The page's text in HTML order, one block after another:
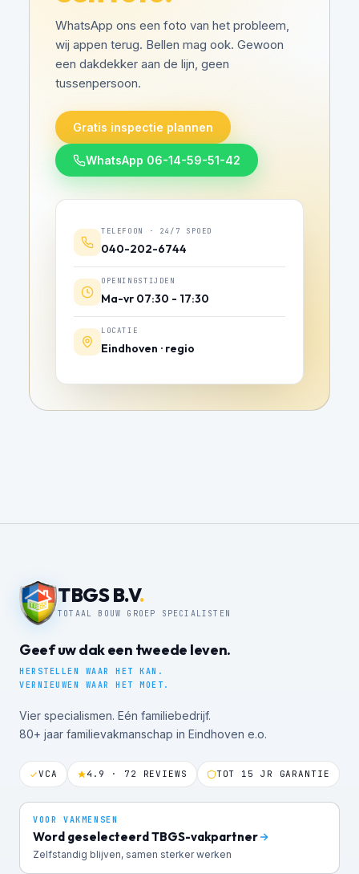
WhatsApp ons een foto van het probleem,
wij appen terug. Bellen mag ook. Gewoon
een dakdekker aan de lijn, geen
tussenpersoon.
Gratis inspectie plannen
WhatsApp 06-14-59-51-42
TELEFOON · 24/7 SPOED
040-202-6744
OPENINGSTIJDEN
Ma-vr 07:30 - 17:30
LOCATIE
Eindhoven · regio
TBGS B.V.
TOTAAL BOUW GROEP SPECIALISTEN
Geef uw dak een tweede leven.
HERSTELLEN WAAR HET KAN.
VERNIEUWEN WAAR HET MOET.
Vier specialismen. Eén familiebedrijf.
80+ jaar familievakmanschap in Eindhoven e.o.
VCA 4.9 · 72 REVIEWS TOT 15 JR GARANTIE
VOOR VAKMENSEN
Word geselecteerd TBGS-vakpartner
Zelfstandig blijven, samen sterker werken